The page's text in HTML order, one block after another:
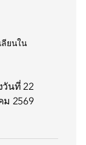
ลียนใน
วันที่ 22
ม 2569